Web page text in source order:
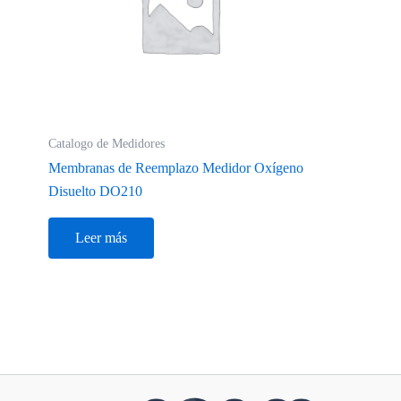
Catalogo de Medidores
Membranas de Reemplazo Medidor Oxígeno
Disuelto DO210
Leer más